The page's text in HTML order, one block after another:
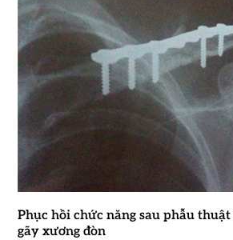
Phục hồi chức năng sau phẫu
gãy xương đòn